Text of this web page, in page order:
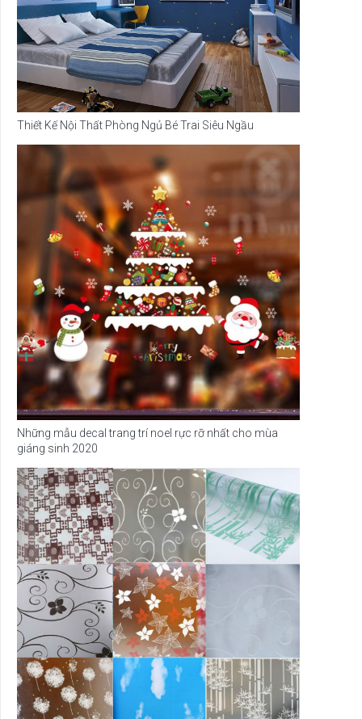
Thiết Kế Nội Thất Phòng Ngủ Bé Trai Siêu Ngầu
Những mẫu decal trang trí noel rực rỡ nhất cho mùa
giáng sinh 2020